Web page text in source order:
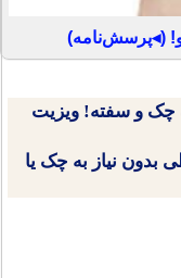
(◂پرسش‌نامه)
چک و سفته! ویزیت
بدون نیاز به چک یا